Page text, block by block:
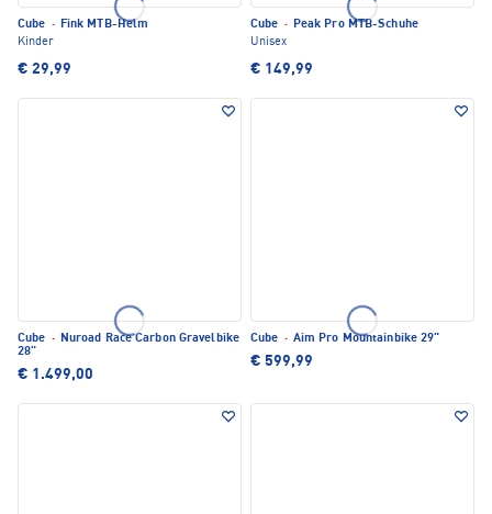
Cube · Fink MTB-Helm
Kinder
€ 29,99
Cube · Peak Pro MTB-Schuhe
Unisex
€ 149,99
Cube · Nuroad Race Carbon Gravelbike
28"
€ 1.499,00
Cube · Aim Pro Mountainbike 29"
€ 599,99